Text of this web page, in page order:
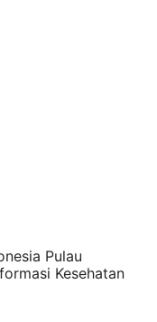
Pulau
Kesehatan